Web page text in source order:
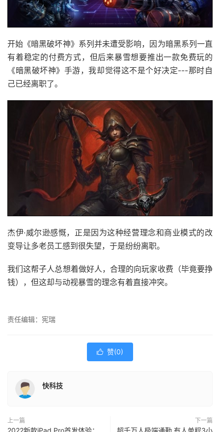
开始《暗黑破坏神》系列并未遭受影响，因为暗黑系列一直
有着稳定的付费方式，但后来暴雪想要推出一款免费玩的
《暗黑破坏神》手游，我却觉得这不是个好决定---那时自
己已经离职了。
杰伊·威尔逊感慨，正是因为这种经营理念和商业模式的改
变导让多老员工感到很失望，于是纷纷离职。
我们这帮子人总想着做好人，合理的向玩家收费（毕竟要挣
钱），但这却与动视暴雪的理念有着直接冲突。
责任编辑：宪瑞
 赞(0)
快科技
上一篇
2022新款iPad Pro首发体验：
下一篇
超千万人极端通勤 有人单程3小